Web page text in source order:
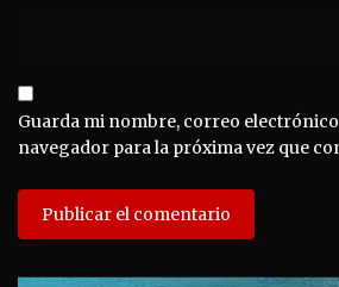
Guarda mi nombre, correo electrónico
navegador para la próxima vez que